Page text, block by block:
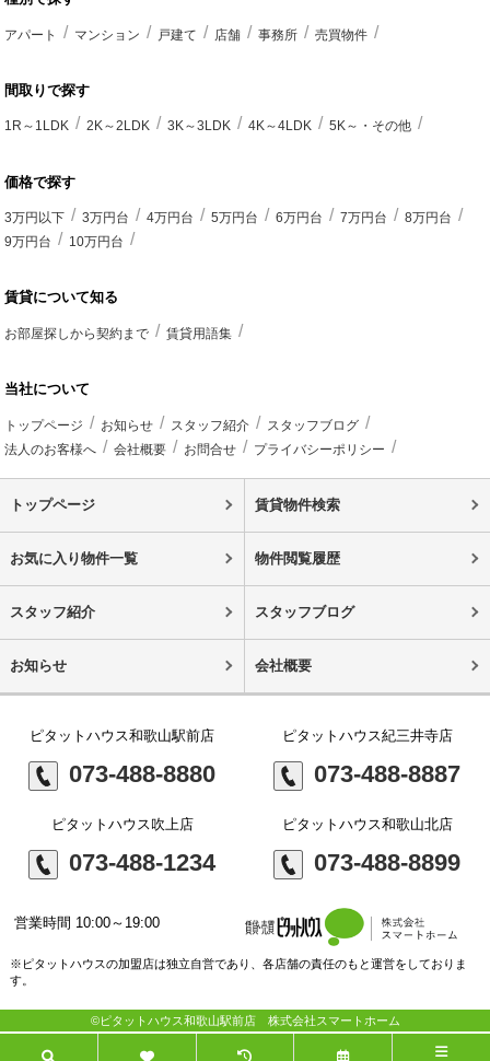
アパート マンション 戸建て 店舗 事務所 売買物件
間取りで探す
1R～1LDK 2K～2LDK 3K～3LDK 4K～4LDK 5K～・その他
価格で探す
3万円以下 3万円台 4万円台 5万円台 6万円台 7万円台
8万円台
9万円台
10万円台
賃貸について知る
お部屋探しから契約まで 賃貸用語集
当社について
トップページ お知らせ スタッフ紹介
スタッフブログ
法人のお客様へ
会社概要 お問合せ プライバシーポリシー
トップページ 賃貸物件検索
お気に入り物件一覧 物件閲覧履歴
スタッフ紹介 スタッフブログ
お知らせ 会社概要
ピタットハウス和歌山駅前店
073-488-8880
ピタットハウス紀三井寺店
073-488-8887
ピタットハウス吹上店
073-488-1234
ピタットハウス和歌山北店
073-488-8899
営業時間 10:00～19:00
※ピタットハウスの加盟店は独立自営であり、各店舗の責任のもと運営をしておりま
す。
©ピタットハウス和歌山駅前店 株式会社スマートホーム